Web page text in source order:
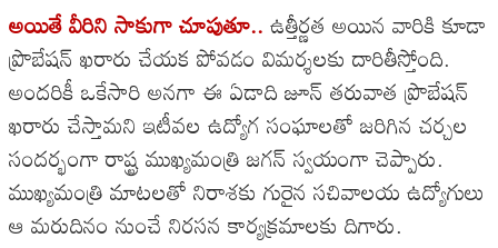
అయితే వీరిని సాకుగా చూపుతూ..ఉత్తీర్ణత అయిన వారికి కూడా
ప్రొబేషన్ ఖరారు చేయక పోవడం విమర్శలకు దారితీస్తోంది.
అందరికీ ఒకేసారి అనగా ఈ ఏడాది జూన్ తరువాత ప్రొబేషన్
ఖరారు చేస్తామని ఇటీవల ఉద్యోగ సంఘాలతో జరిగిన చర్చల
సందర్భంగా రాష్ట్ర ముఖ్యమంత్రి జగన్ స్వయంగా చెప్పారు.
ముఖ్యమంత్రి మాటలతో నిరాశకు గురైన సచివాలయ ఉద్యోగులు
ఆ మరుదినం నుంచే నిరసన కార్యక్రమాలకు దిగారు.